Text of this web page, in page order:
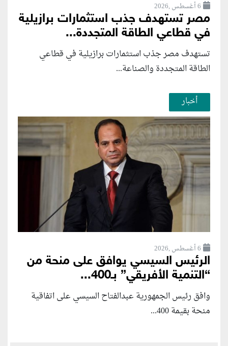
6 أغسطس ,2026
مصر تستهدف جذب استثمارات برازيلية
في قطاعي الطاقة المتجددة...
تستهدف مصر جذب استثمارات برازيلية في قطاعي
الطاقة المتجددة والصناعة...
أخبار
6 أغسطس ,2026
الرئيس السيسي يوافق على منحة من
“التنمية الأفريقي” بـ400...
وافق رئيس الجمهورية عبدالفتاح السيسي على اتفاقية
منحة بقيمة 400...